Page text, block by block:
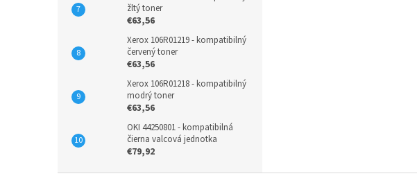
žltý toner
€63,56
Xerox 106R01219 - kompatibilný
červený toner
€63,56
Xerox 106R01218 - kompatibilný
modrý toner
€63,56
OKI 44250801 - kompatibilná
čierna valcová jednotka
€79,92